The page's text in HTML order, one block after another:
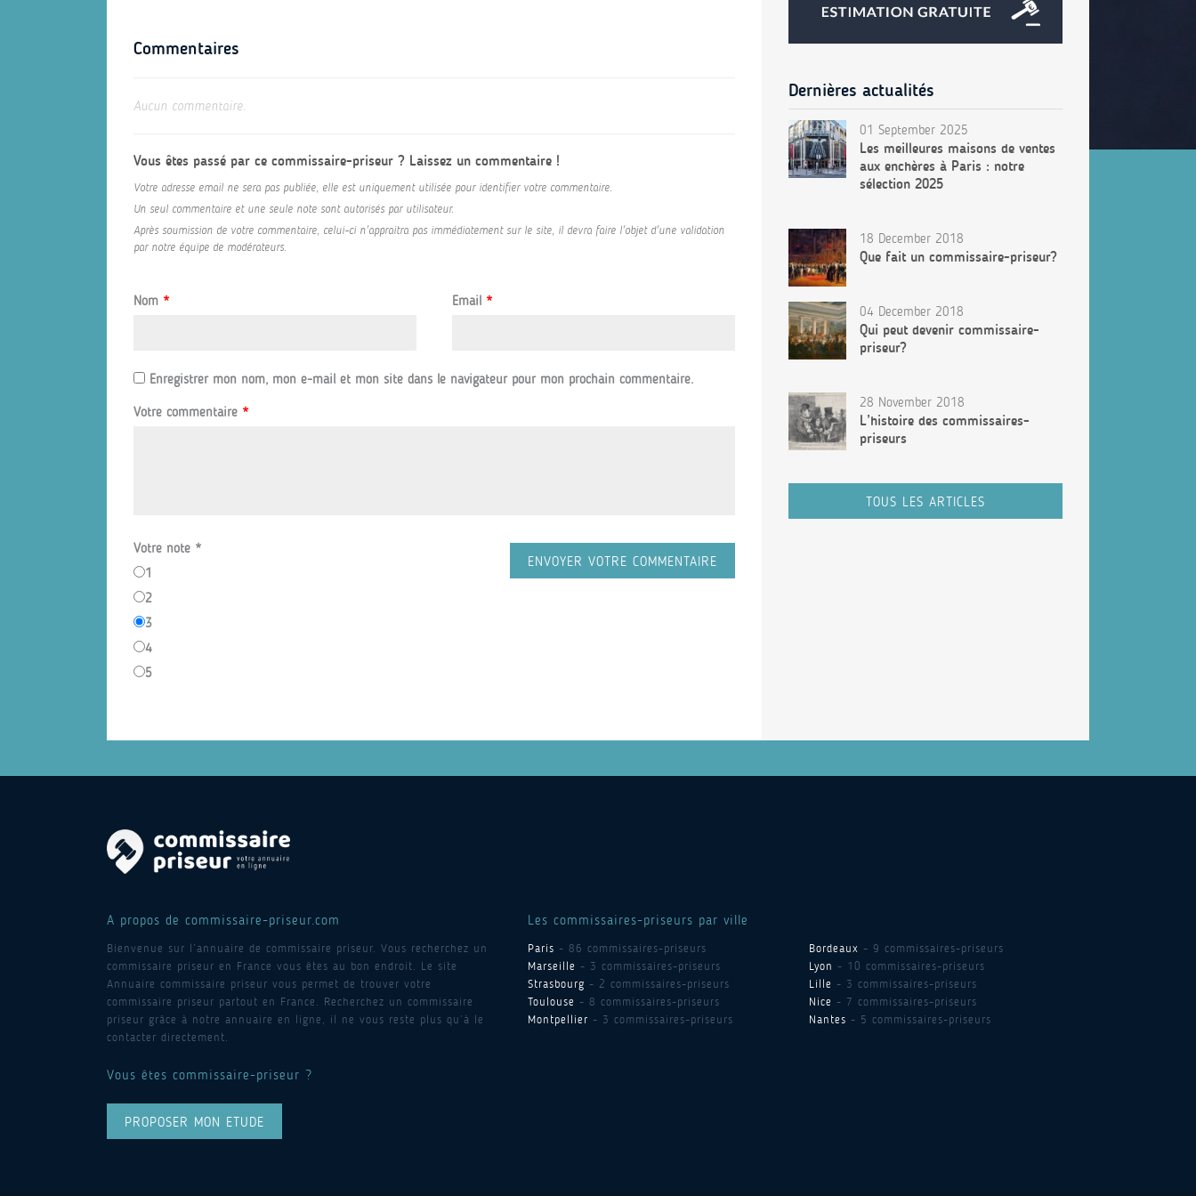
Commentaires
Aucun commentaire.
Vous êtes passé par ce commissaire-priseur ? Laissez un commentaire !
Votre adresse email ne sera pas publiée, elle est uniquement utilisée pour identifier votre commentaire.
Un seul commentaire et une seule note sont autorisés par utilisateur.
Après soumission de votre commentaire, celui-ci n'appraitra pas immédiatement sur le site, il devra faire l'objet d'une validation
par notre équipe de modérateurs.
Nom * Email *
Enregistrer mon nom, mon e-mail et mon site dans le navigateur pour mon prochain commentaire.
Votre commentaire *
Votre note *
1
2
3
4
5
Dernières actualités
01 September 2025
Les meilleures maisons de ventes
aux enchères à Paris : notre
sélection 2025
18 December 2018
Que fait un commissaire-priseur?
04 December 2018
Qui peut devenir commissaire-
priseur?
28 November 2018
L’histoire des commissaires-
priseurs
TOUS LES ARTICLES
A propos de commissaire-priseur.com
Bienvenue sur l’annuaire de commissaire priseur. Vous recherchez un
commissaire priseur en France vous êtes au bon endroit. Le site
Annuaire commissaire priseur vous permet de trouver votre
commissaire priseur partout en France. Recherchez un commissaire
priseur grâce à notre annuaire en ligne, il ne vous reste plus qu’à le
contacter directement.
Vous êtes commissaire-priseur ?
PROPOSER MON ETUDE
Les commissaires-priseurs par ville
Paris - 86 commissaires-priseurs Bordeaux - 9 commissaires-priseurs
Marseille - 3 commissaires-priseurs Lyon - 10 commissaires-priseurs
Strasbourg - 2 commissaires-priseurs Lille - 3 commissaires-priseurs
Toulouse - 8 commissaires-priseurs Nice - 7 commissaires-priseurs
Montpellier - 3 commissaires-priseurs Nantes - 5 commissaires-priseurs